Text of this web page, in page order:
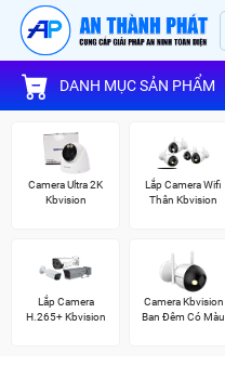
DANH MỤC SẢN PHẨM
Camera Ultra 2K
Kbvision
Lắp Camera Wifi
Thân Kbvision
Lắp Camera
H.265+ Kbvision
Camera Kbvision
Ban Đêm Có Màu